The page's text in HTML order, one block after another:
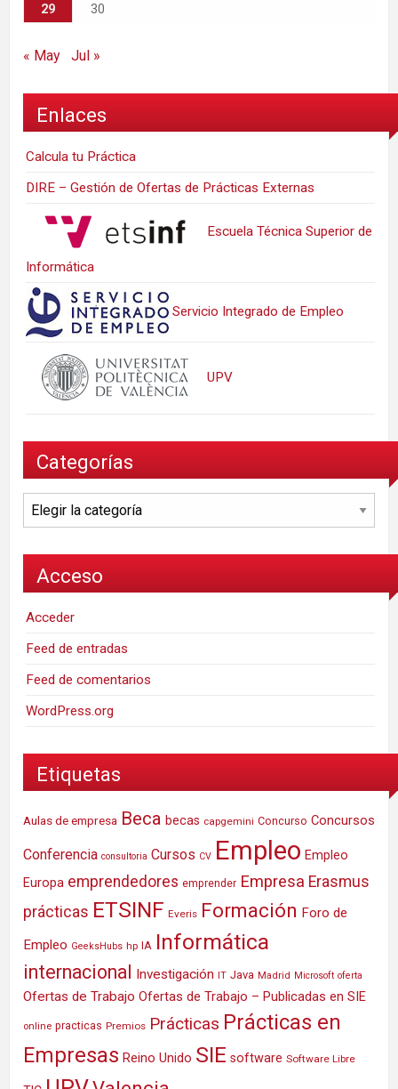
29
30
« May Jul »
Enlaces
Calcula tu Práctica
DIRE – Gestión de Ofertas de Prácticas Externas
Escuela Técnica Superior de
Informática
Servicio Integrado de Empleo
UPV
Categorías
Categorías
Acceso
Acceder
Feed de entradas
Feed de comentarios
WordPress.org
Etiquetas
Aulas de empresa Beca becas capgemini Concurso Concursos
Conferencia consultoria Cursos CV Empleo Empleo
Europa emprendedores emprender Empresa Erasmus
prácticas ETSINF Everis Formación Foro de
Empleo GeeksHubs hp IA Informática
internacional Investigación IT Java Madrid Microsoft oferta
Ofertas de Trabajo Ofertas de Trabajo – Publicadas en SIE
online practicas Premios Prácticas Prácticas en
Empresas Reino Unido SIE software Software Libre